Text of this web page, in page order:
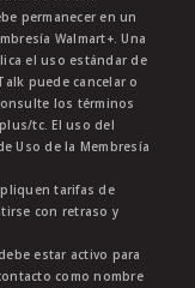
permanecer en un
Walmart+. Una
el uso estándar de
puede cancelar o
los términos
tc. El uso del
Uso de la Membresía
tarifas de
con retraso y
estar activo para
como nombre